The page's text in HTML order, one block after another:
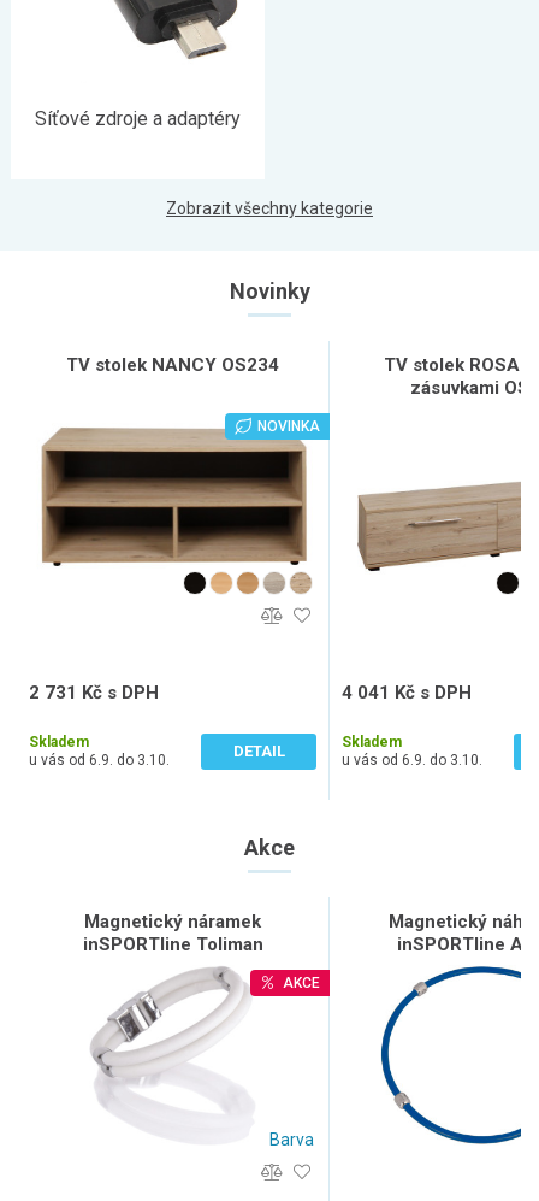
Síťové zdroje a adaptéry
Zobrazit všechny kategorie
Novinky
TV stolek NANCY OS234
NOVINKA
2 731 Kč s DPH
Skladem
u vás od 6.9. do 3.10.
DETAIL
TV stolek
zásuvkami
4 041 Kč s DPH
Skladem
u vás od 6.9. do 3.10.
Akce
Magnetický náramek
inSPORTline Toliman
AKCE
Barva
Magnetický
inSPORTline